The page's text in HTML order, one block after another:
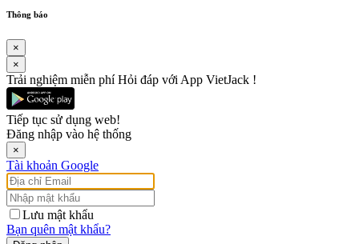
Thông báo
×
×
Trải nghiệm miễn phí Hỏi đáp với App VietJack !
Tiếp tục sử dụng web!
Đăng nhập vào hệ thống
×
Tài khoản Google
Lưu mật khẩu
Bạn quên mật khẩu?